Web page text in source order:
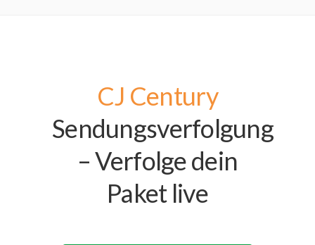
CJ Century
Sendungsverfolgung
– Verfolge dein
Paket live